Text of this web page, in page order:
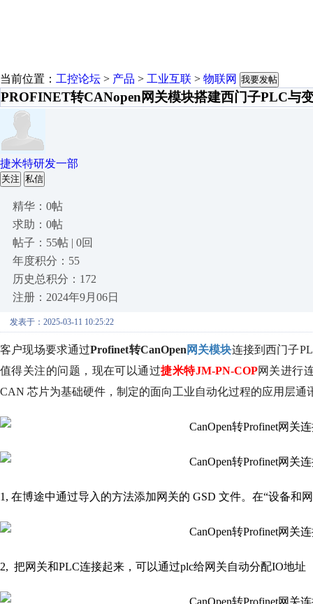
当前位置： 工控论坛 > 产品 > 工业互联 > 物联网 我要发帖
PROFINET转CANopen网关模块搭建西门子PLC与
捷米特研发一部
关注 私信
精华：0帖
求助：0帖
帖子：55帖 | 0回
年度积分：55
历史总积分：172
注册：2024年9月06日
发表于：2025-03-11 10:25:22
客户现场要求通过Profinet转CanOpen 网关模块连接到西门子
值得关注的问题，现在可以通过捷米特JM-PN-COP网关进行
CAN 芯片为基础硬件，制定的面向工业自动化过程的应用层通
1, 在博途中通过导入的方法添加网关的 GSD 文件。在“设备和
2, 把网关和PLC连接起来，可以通过plc给网关自动分配IO地址